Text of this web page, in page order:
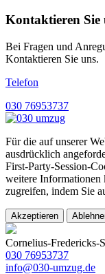
Kontaktieren Sie
Bei Fragen und
Kontaktieren Sie uns.
Telefon
030 76953737
Für die auf unserer
ausdrücklich
First-Party-Session-
weitere Informationen
zugreifen, indem Sie
Akzeptieren
Cornelius-Fredericks-
030 76953737
info@030-umzug.de